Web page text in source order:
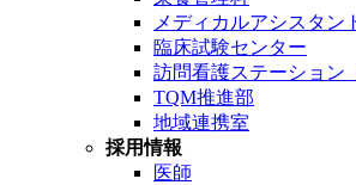
メディカルアシスタン
臨床試験センター
訪問看護ステーション
TQM推進部
地域連携室
採用情報
医師